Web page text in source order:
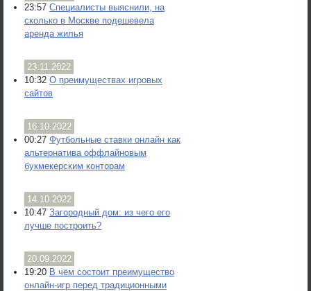
23:57 Специалисты выяснили, на
сколько в Москве подешевела
аренда жилья
23.11.2022
10:32 О преимуществах игровых
сайтов
16.10.2022
00:27 Футбольные ставки онлайн как
альтернатива оффлайновым
букмекерским конторам
14.10.2022
10:47 Загородный дом: из чего его
лучше построить?
20.09.2022
19:20 В чём состоит преимущество
онлайн-игр перед традиционными